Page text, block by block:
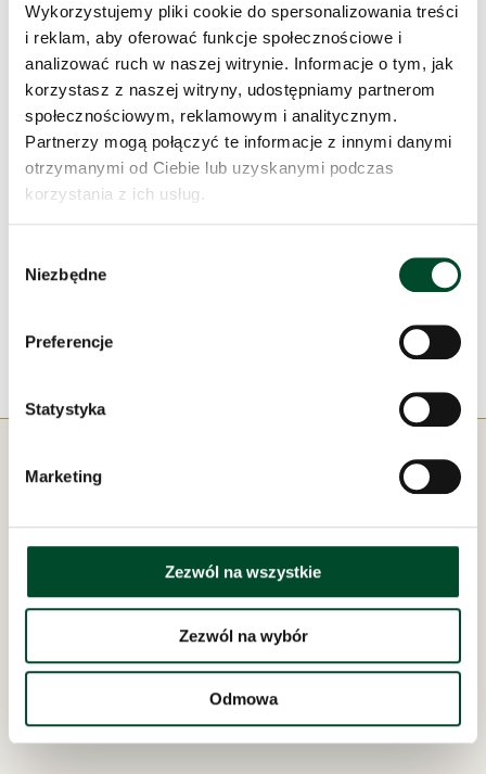
Wykorzystujemy pliki cookie do spersonalizowania treści
i reklam, aby oferować funkcje społecznościowe i
analizować ruch w naszej witrynie. Informacje o tym, jak
korzystasz z naszej witryny, udostępniamy partnerom
społecznościowym, reklamowym i analitycznym.
Partnerzy mogą połączyć te informacje z innymi danymi
otrzymanymi od Ciebie lub uzyskanymi podczas
korzystania z ich usług.
zgody
Niezbędne
Preferencje
Statystyka
Marketing
Zezwól na wszystkie
Zezwól na wybór
Odmowa
Na zajęciach zielarskich klubowicze zwykle zapoznają
się z ziołami i innymi bogactwami natury z
najbliższego otoczenia, ale tym razem wybrali się w
bardziej egzotyczne rejony – a mianowicie do Azji.
Najpierw dowiedzieli się więcej o kaki – oglądali
drzewko, kosztowali owoców i omawiali ich
który zbawiennie wpływa m.in. na trawienie i układ
odpornościowy. A na zakończenie wszyscy uraczyli się
Pod zarządem: